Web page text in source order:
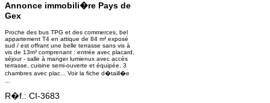
Annonce immobili�re Pays de
Gex
Proche des bus TPG et des commerces, bel
appartement T4 en attique de 84 m² exposé
sud / est offrant une belle terrasse sans vis à
vis de 13m² comprenant : entrée avec placard,
séjour - salle à manger lumienux avec accès
terrasse, cuisine semi-ouverte et équipée, 3
chambres avec plac... Voir la fiche d�taill�e
...
R�f.: CI-3683